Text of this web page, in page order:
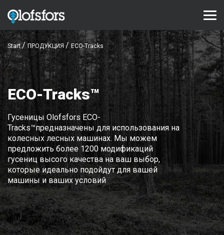
ПРОДУКЦИЯ
ECO-Tracks™
SharqEdges™
Bruxite™
ПОДДЕРЖКА И СЕРВИС
Configurator
Библиотека документов
Видео библиотека
Часто задаваемые вопросы
Start ПРОДУКЦИЯ ECO-Tracks
ECO-Tracks™
Гусеницы Olofsfors ECO-
Tracks™предназначены для использования на
колесных лесных машинах. Мы можем
предложить более 1200 модификаций
гусениц высого качества на ваш выбор,
которые идеально подойдут для вашей
машины и ваших условий